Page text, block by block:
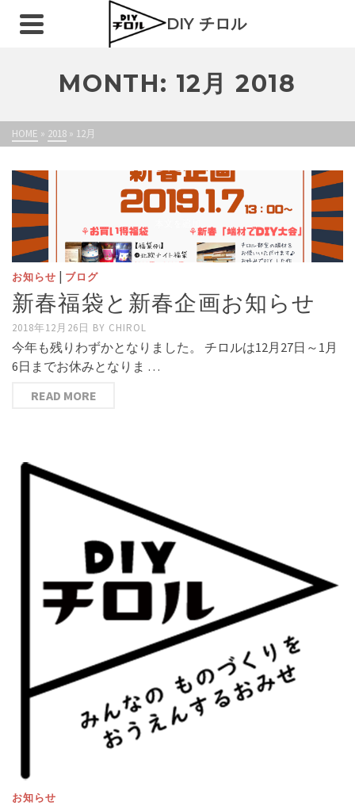
DIY チロル
MONTH: 12月 2018
HOME » 2018 » 12月
お知らせ | ブログ
新春福袋と新春企画お知らせ
2018年12月26日 BY CHIROL
今年も残りわずかとなりました。 チロルは12月27日～1月
6日までお休みとなりま …
READ MORE
お知らせ